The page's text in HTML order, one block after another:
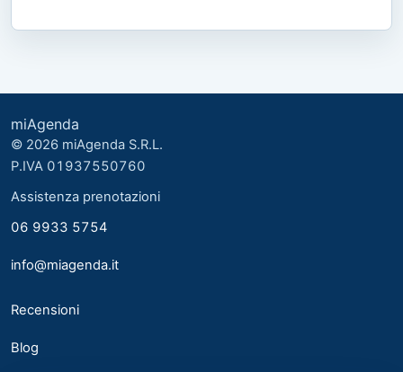
miAgenda
© 2026 miAgenda S.R.L.
P.IVA 01937550760
Assistenza prenotazioni
06 9933 5754
info@miagenda.it
Recensioni
Blog